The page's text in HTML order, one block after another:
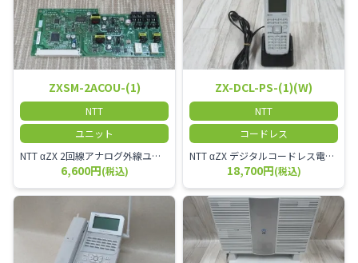
ZXSM-2ACOU-(1)
NTT
ユニット
NTT αZX 2回線アナログ外線ユニット
6,600円(税込)
ZX-DCL-PS-(1)(W)
NTT
コードレス
NTT αZX デジタルコードレス電話機 対応主装置及びアンテナを使用してご利用いただけます。 特に工場や倉庫等、オフィスから離れたところで作業をされている方に適しています。
18,700円(税込)